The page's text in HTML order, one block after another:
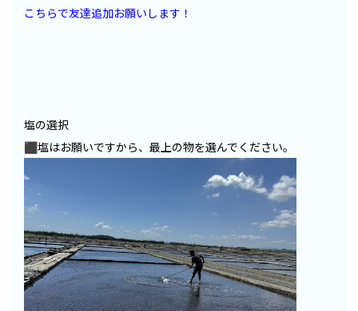
こちらで友達追加お願いします！
塩の選択
⬛︎塩はお願いですから、最上の物を選んでください。